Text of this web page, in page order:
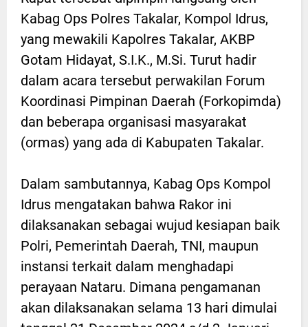
Kabag Ops Polres Takalar, Kompol Idrus,
yang mewakili Kapolres Takalar, AKBP
Gotam Hidayat, S.I.K., M.Si. Turut hadir
dalam acara tersebut perwakilan Forum
Koordinasi Pimpinan Daerah (Forkopimda)
dan beberapa organisasi masyarakat
(ormas) yang ada di Kabupaten Takalar.
Dalam sambutannya, Kabag Ops Kompol
Idrus mengatakan bahwa Rakor ini
dilaksanakan sebagai wujud kesiapan baik
Polri, Pemerintah Daerah, TNI, maupun
instansi terkait dalam menghadapi
perayaan Nataru. Dimana pengamanan
akan dilaksanakan selama 13 hari dimulai